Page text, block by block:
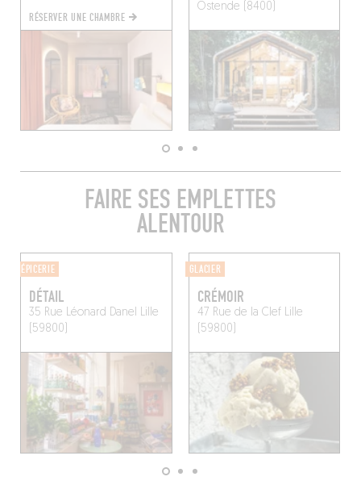
RÉSERVER UNE CHAMBRE
Ostende (8400)
FAIRE SES EMPLETTES
ALENTOUR
ÉPICERIE
DÉTAIL
35 Rue Léonard Danel Lille
(59800)
GLACIER
CRÉMOIR
47 Rue de la ClefLille
(59800)